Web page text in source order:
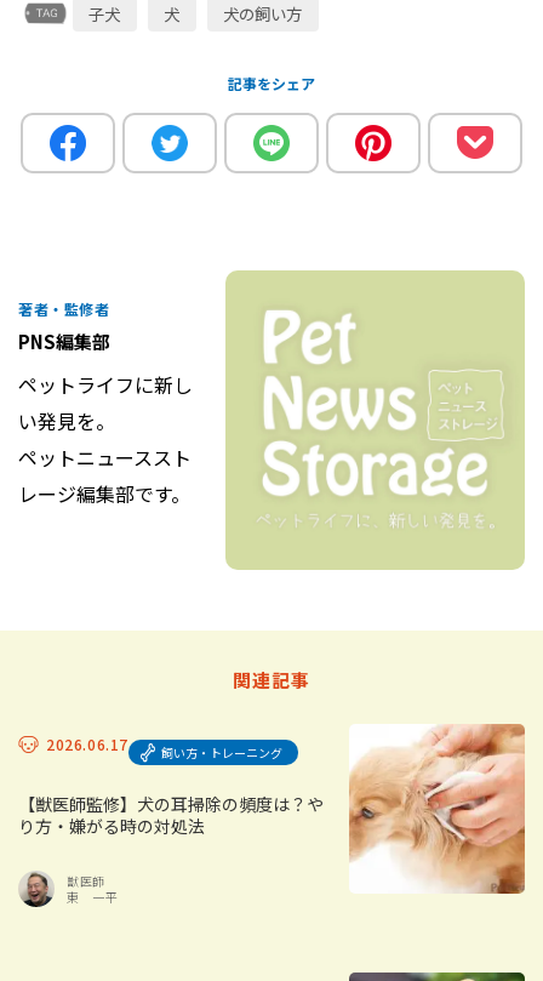
子犬 犬 犬の飼い方
記事をシェア
著者・監修者
PNS編集部
ペットライフに新し
い発見を。
ペットニューススト
レージ編集部です。
関連記事
2026.06.17 飼い方・トレーニング
【獣医師監修】犬の耳掃除の頻度は？や
り方・嫌がる時の対処法
獣医師
東 一平